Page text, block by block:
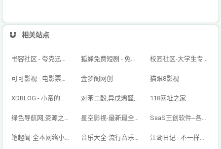
相关站点
书容社区 - 夸克迅雷百度网盘资源,网盘资源搜索,免费好用的云盘搜索引擎！ 狐蜂免费短剧 - 免费短剧看全集抖音短剧搜索引擎 - 搜剧网-免费资源搜索平台抖音短剧--搜索神器 校园社区-大学生专属的校园交友平台
可可影视 - 电影票房排行榜,imdb评分,影评,找最好看的影视 金梦阁网创 猫眼8影视
XDBLOG - 小帝的个人博客 对苯二酚,异戊烯醛,异戊烯醇321,防黄剂,丁酰肼原药,甲醇钠溶液,乙醇钠溶液_山东欣烨生物 118网址之家
绿色导航网,资源之家,搜索大全,绿色软件,资源快讯,安全的专业导航站 星空影视-最新最全影视免费在线观看 SaaS王创软件--各种小程序个人博客企业网站搭建-小红书/抖音/快手全自动引流获客工具-王创科技
笔趣阁-全本网络小说免费在线阅读 音乐大全-流行音乐免费听 江湖日记 - 不一样的江湖